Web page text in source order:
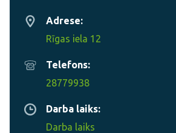
Adrese:
Rīgas iela 12
Telefons:
28779938
Darba laiks:
Darba laiks